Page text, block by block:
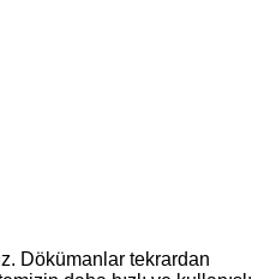
Dökümanlar tekrardan